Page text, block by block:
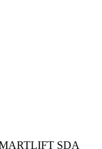
SDA